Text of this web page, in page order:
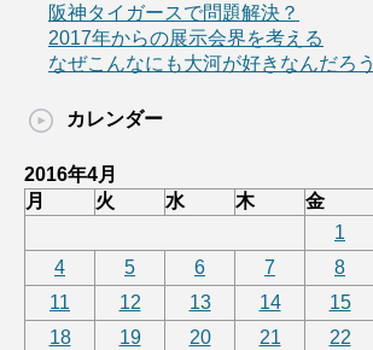
阪神タイガースで問題解決？
2017年からの展示会界を考える
なぜこんなにも大河が好きなんだろう
カレンダー
2016年4月
月
火 水 木 金
1
4
5 6 7 8
11
12 13 14 15
18
19 20 21 22